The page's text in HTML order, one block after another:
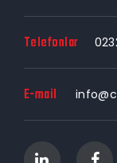
Telefonlar
E-mail